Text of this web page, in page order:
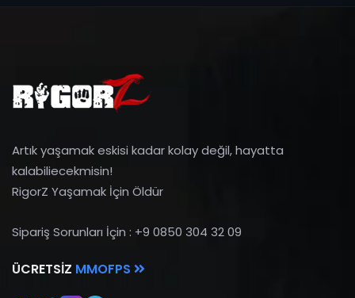
Artık yaşamak eskisi kadar kolay değil, hayatta
kalabiliecekmisin!
RigorZ Yaşamak İçin Öldür
Sipariş Sorunları İçin : +9 0850 304 32 09
ÜCRETSIZ MMOFPS